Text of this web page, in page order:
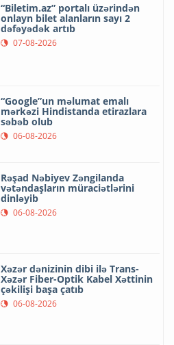
“Biletim.az” portalı üzərindən
onlayn bilet alanların sayı 2
dəfəyədək artıb
07-08-2026
“Google”un məlumat emalı
mərkəzi Hindistanda etirazlara
səbəb olub
06-08-2026
Rəşad Nəbiyev Zəngilanda
vətəndaşların müraciətlərini
dinləyib
06-08-2026
Xəzər dənizinin dibi ilə Trans-
Xəzər Fiber-Optik Kabel Xəttinin
çəkilişi başa çatıb
06-08-2026